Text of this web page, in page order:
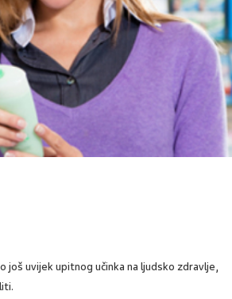
uvijek upitnog učinka na ljudsko zdravlje,